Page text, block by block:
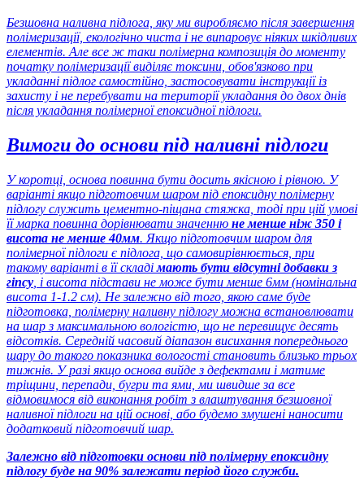
Безшовна наливна підлога, яку ми виробляємо після завершення
полімеризації, екологічно чиста і не випаровує ніяких шкідливих
елементів. Але все ж таки полімерна композиція до моменту
початку полімеризації виділяє токсини, обов'язково при
укладанні підлог самостійно, застосовувати інструкції із
захисту і не перебувати на території укладання до двох днів
після укладання полімерної епоксидної підлоги.
Вимоги до основи під наливні підлоги
У коротці, основа повинна бути досить якісною і рівною. У
варіанті якщо підготовчим шаром під епоксидну полімерну
підлогу служить цементно-піщана стяжка, тоді при цій умові
її марка повинна дорівнювати значенню не менше ніж 350 і
висота не менше 40мм. Якщо підготовчим шаром для
полімерної підлоги є підлога, що самовирівнюється, при
такому варіанті в її складімають бути відсутні добавки з
гіпсу , і висота підстави не може бути менше 6мм (номінальна
висота 1-1.2 см). Не залежно від того, якою саме буде
підготовка, полімерну наливну підлогу можна встановлювати
на шар з максимальною вологістю, що не перевищує десять
відсотків. Середній часовий діапазон висихання попереднього
шару до такого показника вологості становить близько трьох
тижнів. У разі якщо основа вийде з дефектами і матиме
тріщини, перепади, бугри та ями, ми швидше за все
відмовимося від виконання робіт з влаштування безшовної
наливної підлоги на цій основі, або будемо змушені наносити
додатковий підготовчий шар.
Залежно від підготовки основи під полімерну епоксидну
підлогу буде на 90% залежати період його служби.